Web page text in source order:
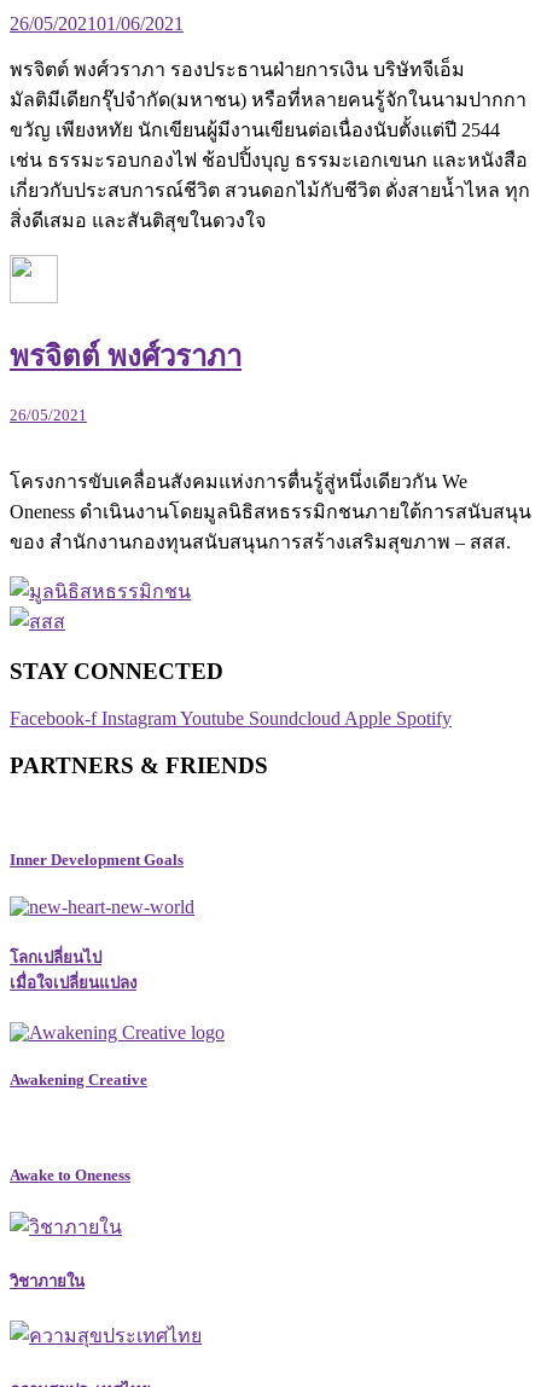
26/05/202101/06/2021
พรจิตต์ พงศ์วราภา รองประธานฝ่ายการเงิน บริษัทจีเอ็ม
มัลติมีเดียกรุ๊ปจำกัด(มหาชน) หรือที่หลายคนรู้จักในนามปากกา
ขวัญ เพียงหทัย นักเขียนผู้มีงานเขียนต่อเนื่องนับตั้งแต่ปี 2544
เช่น ธรรมะรอบกองไฟ ช้อปปิ้งบุญ ธรรมะเอกเขนก และหนังสือ
เกี่ยวกับประสบการณ์ชีวิต สวนดอกไม้กับชีวิต ดั่งสายน้ำไหล ทุก
สิ่งดีเสมอ และสันติสุขในดวงใจ
พรจิตต์ พงศ์วราภา
26/05/2021
โครงการขับเคลื่อนสังคมแห่งการตื่นรู้สู่หนึ่งเดียวกัน We
Oneness ดำเนินงานโดยมูลนิธิสหธรรมิกชนภายใต้การสนับสนุน
ของ สำนักงานกองทุนสนับสนุนการสร้างเสริมสุขภาพ – สสส.
STAY CONNECTED​
Facebook-f InstagramYoutube Soundcloud Apple Spotify
PARTNERS & FRIENDS
Inner Development Goals
โลกเปลี่ยนไป
เมื่อใจเปลี่ยนแปลง
Awakening Creative
Awake to Oneness
วิชาภายใน